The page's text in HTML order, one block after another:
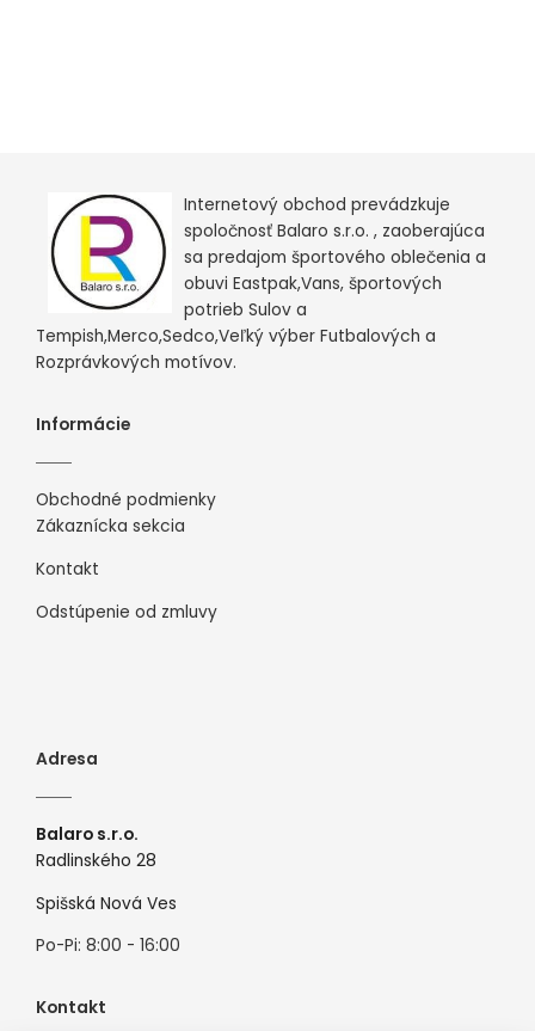
Internetový obchod prevádzkuje
spoločnosť Balaro s.r.o. , zaoberajúca
sa predajom športového oblečenia a
obuvi Eastpak,Vans, športových
potrieb Sulov a
Tempish,Merco,Sedco,Veľký výber Futbalových a
Rozprávkových motívov.
Informácie
Obchodné podmienky
Zákaznícka sekcia
Kontakt
Odstúpenie od zmluvy
Adresa
Balaro s.r.o.
Radlinského 28
Spišská Nová Ves
Po-Pi: 8:00 - 16:00
Kontakt